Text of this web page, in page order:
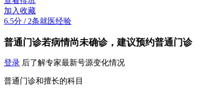
加入收藏
6.5分 / 2条就医经验
普通门诊若病情尚未确诊，建议预约普通门诊
登录 后了解专家最新号源变化情况
普通门诊和擅长的科目